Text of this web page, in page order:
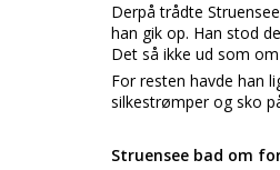
Derpå trådte
han gik op. Han stod
Det så ikke ud som
For resten havde han
silkestrømper og sko
Struensee bad om